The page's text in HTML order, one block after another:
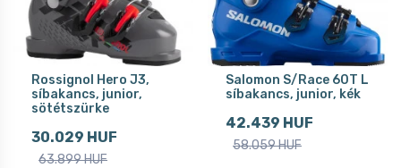
Rossignol Hero J3,
síbakancs, junior,
sötétszürke
30.029 HUF
63.899 HUF
Salomon S/Race 60T L
síbakancs, junior, kék
42.439 HUF
58.059 HUF